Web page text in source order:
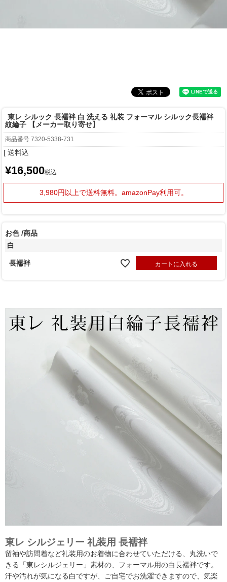
東レ シルック 長襦袢 白 洗える 礼装 フォーマル シルック長襦袢
紋綸子 【メーカー取り寄せ】
商品番号 7320-5338-731
送料込
¥16,500税込
3,980円以上で送料無料。 amazonPay利用可。
お色 商品
白
長襦袢 カートに入れる
東レ シルジェリー 礼装用 長襦袢
留袖や訪問着など礼装用のお着物に合わせていただける、丸洗いで
きる「東レシルジェリー」素材の、フォーマル用の白長襦袢です。
汗や汚れが気になる白ですが、ご自宅でお洗濯できますので、気楽